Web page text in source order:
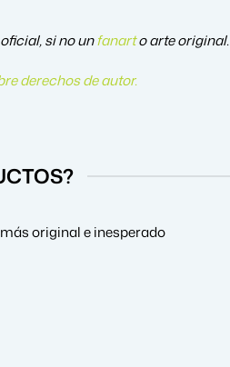
si no unfanart o arte original.
derechos de autor.
original e inesperado